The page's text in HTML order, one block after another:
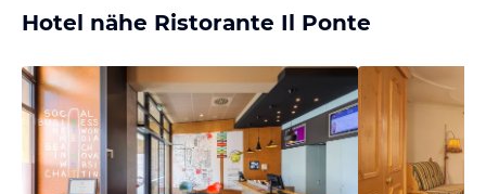
Hotel nähe Ristorante Il Ponte